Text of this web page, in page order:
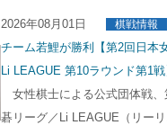
2026年08月01日 棋戦情報
チーム若鯉が勝利【第2回日本
Li LEAGUE 第10ラウンド第1戦
女性棋士による公式団体戦、
碁リーグ／Li LEAGUE（リー